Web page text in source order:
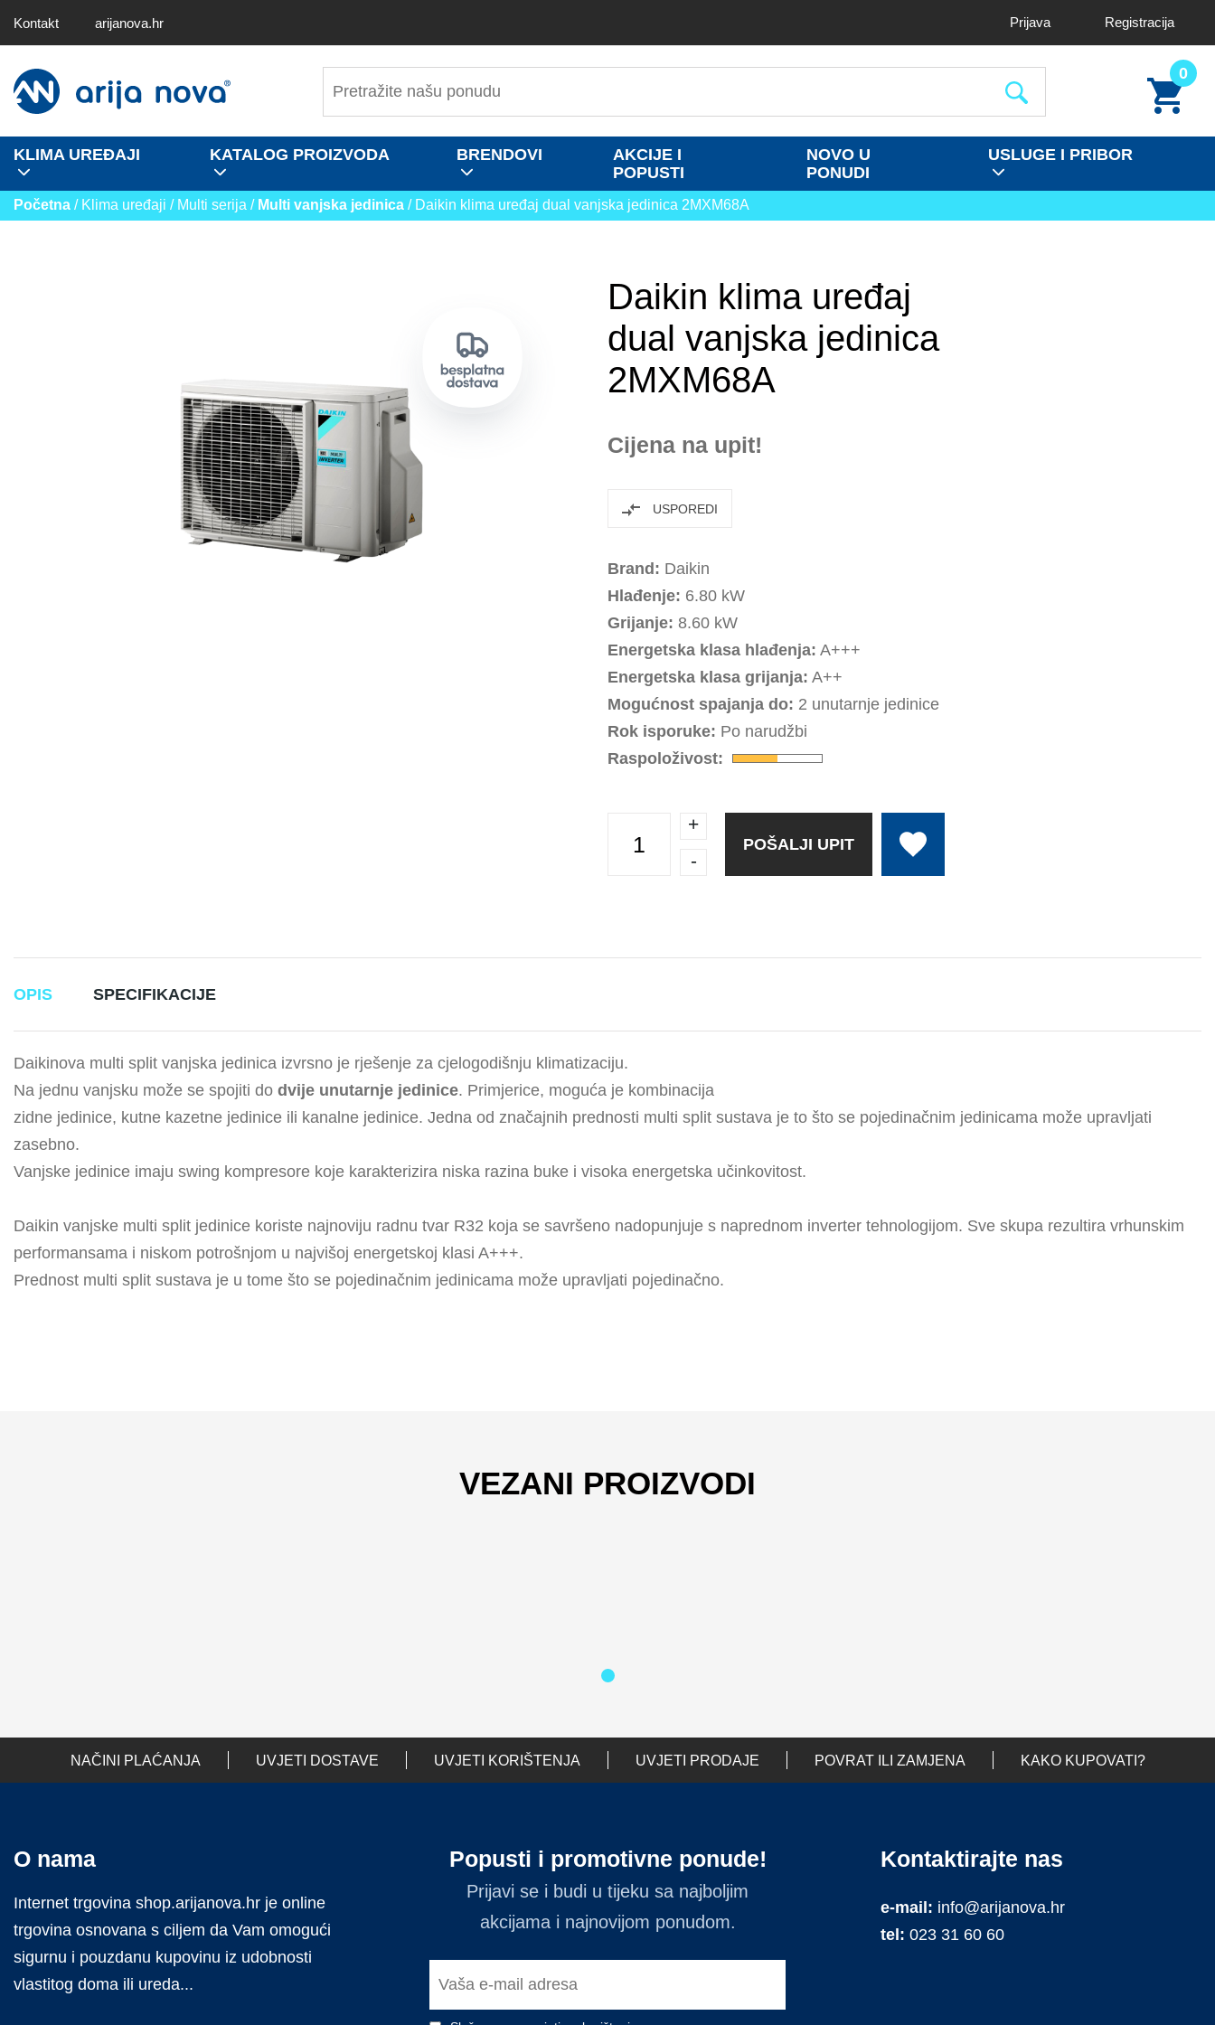
Kontakt arijanova.hr Prijava Registracija
0
KLIMA UREĐAJI KATALOG PROIZVODA BRENDOVI
AKCIJE I
POPUSTI
NOVO U
PONUDI
USLUGE I PRIBOR
Početna / Klima uređaji / Multi serija / Multi vanjska jedinica / Daikin klima uređaj dual vanjska jedinica 2MXM68A
Daikin klima uređaj
dual vanjska jedinica
2MXM68A
Cijena na upit!
USPOREDI
Brand: Daikin
Hlađenje: 6.80 kW
Grijanje: 8.60 kW
Energetska klasa hlađenja: A+++
Energetska klasa grijanja: A++
Mogućnost spajanja do: 2 unutarnje jedinice
Rok isporuke: Po narudžbi
Raspoloživost:
+
-
POŠALJI UPIT
OPIS SPECIFIKACIJE
Daikinova multi split vanjska jedinica izvrsno je rješenje za cjelogodišnju klimatizaciju.
Na jednu vanjsku može se spojiti do dvije unutarnje jedinice. Primjerice, moguća je kombinacija
zidne jedinice, kutne kazetne jedinice ili kanalne jedinice. Jedna od značajnih prednosti multi split sustava je to što se pojedinačnim jedinicama može upravljati
zasebno.
Vanjske jedinice imaju swing kompresore koje karakterizira niska razina buke i visoka energetska učinkovitost.
Daikin vanjske multi split jedinice koriste najnoviju radnu tvar R32 koja se savršeno nadopunjuje s naprednom inverter tehnologijom. Sve skupa rezultira vrhunskim
performansama i niskom potrošnjom u najvišoj energetskoj klasi A+++.
Prednost multi split sustava je u tome što se pojedinačnim jedinicama može upravljati pojedinačno.
VEZANI PROIZVODI
NAČINI PLAĆANJA UVJETI DOSTAVE UVJETI KORIŠTENJA UVJETI PRODAJE POVRAT ILI ZAMJENA KAKO KUPOVATI?
O nama
Internet trgovina shop.arijanova.hr je online
trgovina osnovana s ciljem da Vam omogući
sigurnu i pouzdanu kupovinu iz udobnosti
vlastitog doma ili ureda...
Popusti i promotivne ponude!
Prijavi se i budi u tijeku sa najboljim
akcijama i najnovijom ponudom.
Kontaktirajte nas
e-mail: info@arijanova.hr
tel: 023 31 60 60